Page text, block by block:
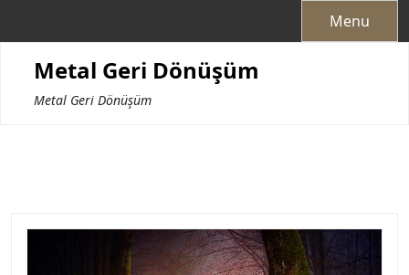
Menu
Metal Geri Dönüşüm
Metal Geri Dönüşüm